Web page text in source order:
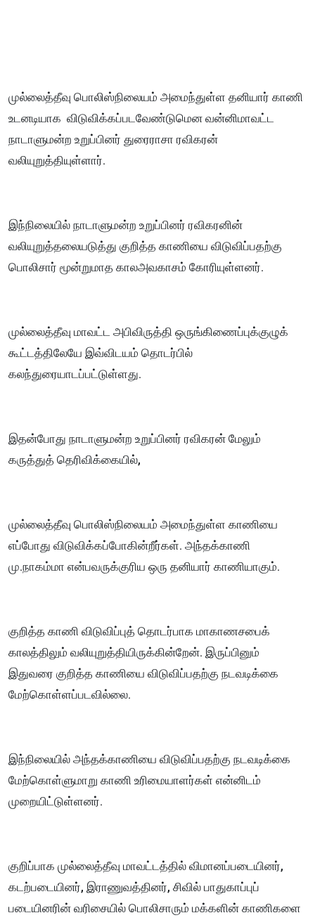
முல்லைத்தீவு பொலிஸ்நிலையம் அமைந்துள்ள தனியார் காணி
உடனடியாக விடுவிக்கப்படவேண்டுமென வன்னிமாவட்ட
நாடாளுமன்ற உறுப்பினர் துரைராசா ரவிகரன்
வலியுறுத்தியுள்ளார்.
இந்நிலையில் நாடாளுமன்ற உறுப்பினர் ரவிகரனின்
வலியுறுத்தலையடுத்து குறித்த காணியை விடுவிப்பதற்கு
பொலிசார் மூன்றுமாத காலஅவகாசம் கோரியுள்ளனர்.
முல்லைத்தீவு மாவட்ட அபிவிருத்தி ஒருங்கிணைப்புக்குழுக்
கூட்டத்திலேயே இவ்விடயம் தொடர்பில்
கலந்துரையாடப்பட்டுள்ளது.
இதன்போது நாடாளுமன்ற உறுப்பினர் ரவிகரன் மேலும்
கருத்துத் தெரிவிக்கையில்,
முல்லைத்தீவு பொலிஸ்நிலையம் அமைந்துள்ள காணியை
எப்போது விடுவிக்கப்போகின்றீர்கள். அந்தக்காணி
மு.நாகம்மா என்பவருக்குரிய ஒரு தனியார் காணியாகும்.
குறித்த காணி விடுவிப்புத் தொடர்பாக மாகாணசபைக்
காலத்திலும் வலியுறுத்தியிருக்கின்றேன். இருப்பினும்
இதுவரை குறித்த காணியை விடுவிப்பதற்கு நடவடிக்கை
மேற்கொள்ளப்படவில்லை.
இந்நிலையில் அந்தக்காணியை விடுவிப்பதற்கு நடவடிக்கை
மேற்கொள்ளுமாறு காணி உரிமையாளர்கள் என்னிடம்
முறையிட்டுள்ளனர்.
குறிப்பாக முல்லைத்தீவு மாவட்டத்தில் விமானப்படையினர்,
கடற்படையினர், இராணுவத்தினர், சிவில் பாதுகாப்புப்
படையினரின் வரிசையில் பொலிசாரும் மக்களின் காணிகளை